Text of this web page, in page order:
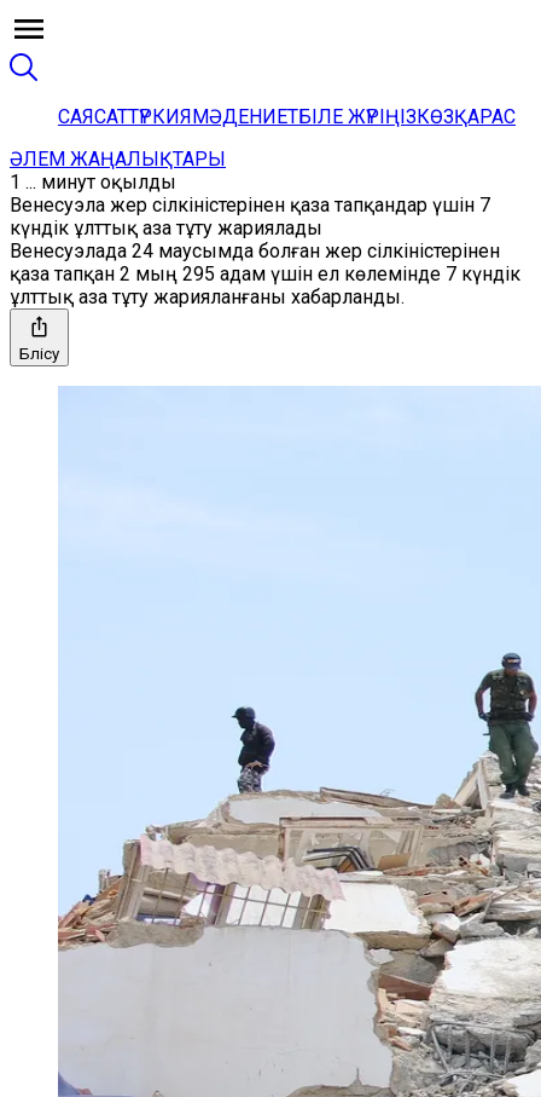
САЯСАТТҮРКИЯМӘДЕНИЕТБІЛЕ ЖҮРІҢІЗКӨЗҚАРАС
ӘЛЕМ ЖАҢАЛЫҚТАРЫ
1 ... минут оқылды
Венесуэла жер сілкіністерінен қаза тапқандар үшін 7
күндік ұлттық аза тұту жариялады
Венесуэлада 24 маусымда болған жер сілкіністерінен
қаза тапқан 2 мың 295 адам үшін ел көлемінде 7 күндік
ұлттық аза тұту жарияланғаны хабарланды.
Бөлісу